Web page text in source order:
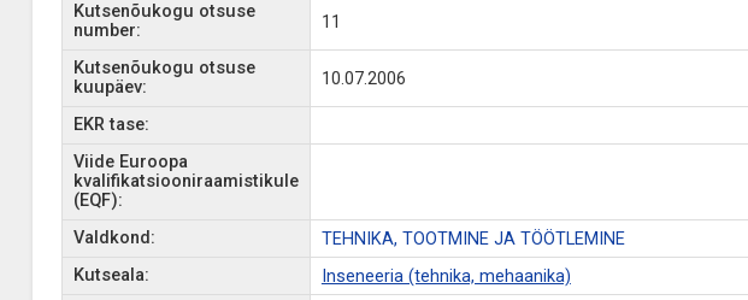
Kutsenõukogu otsuse
number:
11
Kutsenõukogu otsuse
kuupäev:
10.07.2006
EKR tase:
Viide Euroopa
kvalifikatsiooniraamistikule
(EQF):
Valdkond:
TEHNIKA, TOOTMINE JA TÖÖTLEMINE
Kutseala:
Inseneeria (tehnika, mehaanika)